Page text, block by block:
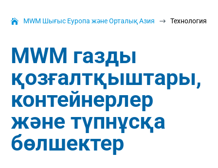
MWM Шығыс Еуропа және Орталық Азия $ Технология
MWM газды
қозғалтқыштары,
контейнерлер
және түпнұсқа
бөлшектер